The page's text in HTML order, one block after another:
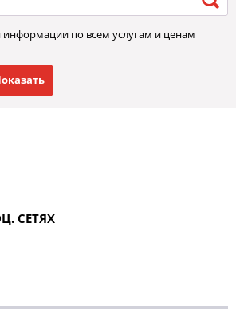
по всем услугам и ценам
СЕТЯХ